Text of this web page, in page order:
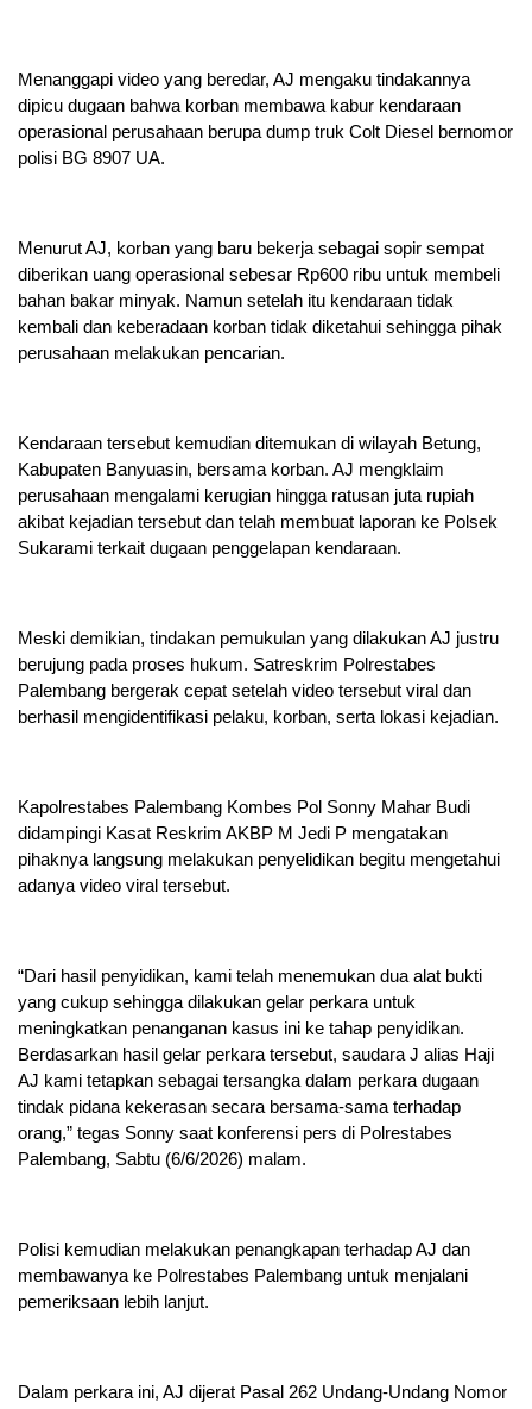
Menanggapi video yang beredar, AJ mengaku tindakannya
dipicu dugaan bahwa korban membawa kabur kendaraan
operasional perusahaan berupa dump truk Colt Diesel bernomor
polisi BG 8907 UA.
Menurut AJ, korban yang baru bekerja sebagai sopir sempat
diberikan uang operasional sebesar Rp600 ribu untuk membeli
bahan bakar minyak. Namun setelah itu kendaraan tidak
kembali dan keberadaan korban tidak diketahui sehingga pihak
perusahaan melakukan pencarian.
Kendaraan tersebut kemudian ditemukan di wilayah Betung,
Kabupaten Banyuasin, bersama korban. AJ mengklaim
perusahaan mengalami kerugian hingga ratusan juta rupiah
akibat kejadian tersebut dan telah membuat laporan ke Polsek
Sukarami terkait dugaan penggelapan kendaraan.
Meski demikian, tindakan pemukulan yang dilakukan AJ justru
berujung pada proses hukum. Satreskrim Polrestabes
Palembang bergerak cepat setelah video tersebut viral dan
berhasil mengidentifikasi pelaku, korban, serta lokasi kejadian.
Kapolrestabes Palembang Kombes Pol Sonny Mahar Budi
didampingi Kasat Reskrim AKBP M Jedi P mengatakan
pihaknya langsung melakukan penyelidikan begitu mengetahui
adanya video viral tersebut.
“Dari hasil penyidikan, kami telah menemukan dua alat bukti
yang cukup sehingga dilakukan gelar perkara untuk
meningkatkan penanganan kasus ini ke tahap penyidikan.
Berdasarkan hasil gelar perkara tersebut, saudara J alias Haji
AJ kami tetapkan sebagai tersangka dalam perkara dugaan
tindak pidana kekerasan secara bersama-sama terhadap
orang,” tegas Sonny saat konferensi pers di Polrestabes
Palembang, Sabtu (6/6/2026) malam.
Polisi kemudian melakukan penangkapan terhadap AJ dan
membawanya ke Polrestabes Palembang untuk menjalani
pemeriksaan lebih lanjut.
Dalam perkara ini, AJ dijerat Pasal 262 Undang-Undang Nomor